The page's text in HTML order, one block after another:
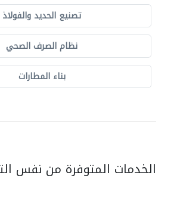
تصنيع الحديد والفولاذ
نظام الصرف الصحي
بناء المطارات
الخدمات المتوفرة من نفس